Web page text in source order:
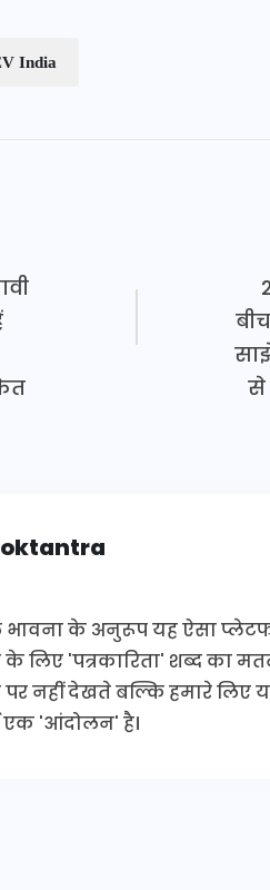
India
से
के अनुरूप यह ऐसा
के लिए 'पत्रकारिता' शब्द
नहीं देखते बल्कि हमारे लिए
एक 'आंदोलन' है।